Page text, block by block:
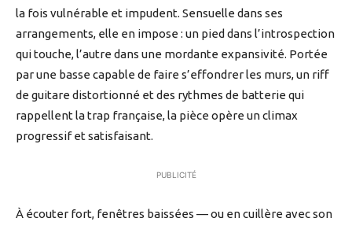
la fois vulnérable et impudent. Sensuelle dans ses
arrangements, elle en impose : un pied dans l’introspection
qui touche, l’autre dans une mordante expansivité. Portée
par une basse capable de faire s’effondrer les murs, un riff
de guitare distortionné et des rythmes de batterie qui
rappellent la trap française, la pièce opère un climax
progressif et satisfaisant.
PUBLICITÉ
À écouter fort, fenêtres baissées — ou en cuillère avec son